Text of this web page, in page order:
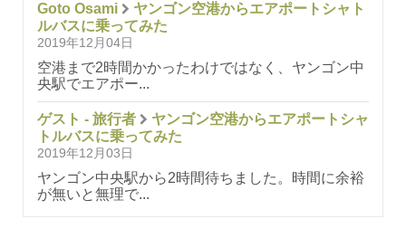
Goto Osami
ヤンゴン空港からエアポートシャト
ルバスに乗ってみた
2019年12月04日
空港まで2時間かかったわけではなく、ヤンゴン中
央駅でエアポー...
ゲスト - 旅行者
ヤンゴン空港からエアポートシャ
トルバスに乗ってみた
2019年12月03日
ヤンゴン中央駅から2時間待ちました。時間に余裕
が無いと無理で...